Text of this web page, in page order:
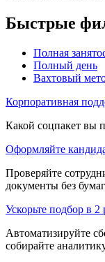
Быстрые
Полная
Полный день
Вахтовый
Корпоративная
Какой соцпакет вы
Оформляйте
Проверяйте
документы без
Ускорьте подбор в 2
Автоматизируйте
собирайте